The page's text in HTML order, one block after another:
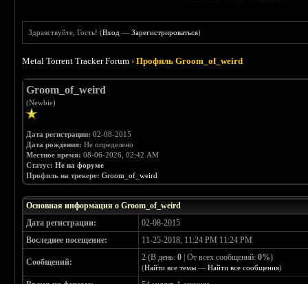
Здравствуйте, Гость! (Вход —Зарегистрироваться)
Metal Torrent Tracker Forum ›Профиль Groom_of_weird
Groom_of_weird
(Newbie)
Дата регистрации: 02-08-2015
Дата рождения: Не определено
Местное время: 08-06-2026, 02:42 AM
Статус: Не на форуме
Профиль на трекере: Groom_of_weird
Основная информация о Groom_of_weird
Дата регистрации:
02-08-2015
Воследнее посещение:
11-25-2018, 11:24 PM 11:24 PM
Сообщений: 2 (В день:0 | От всех сообщений:0%)
(Найти все темы —Найти все сообщения)